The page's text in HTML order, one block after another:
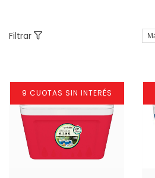
Filtrar
9 CUOTAS SIN INTERÉS